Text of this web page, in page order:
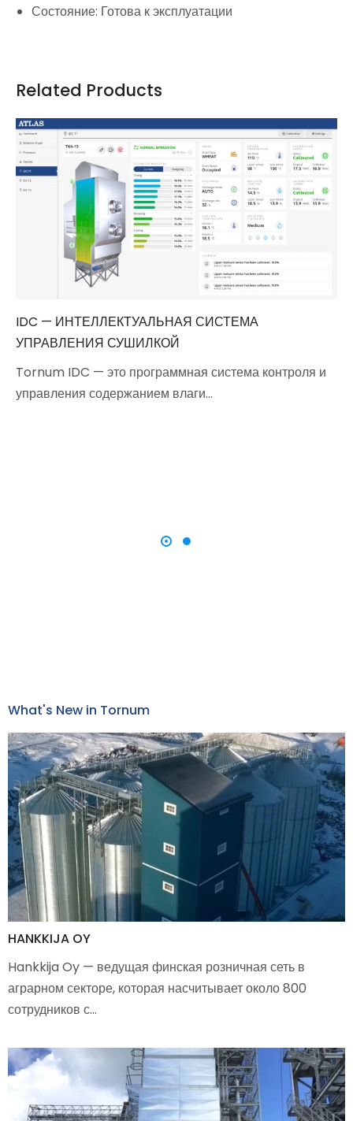
Состояние: Готова к эксплуатации
Related Products
IDC — ИНТЕЛЛЕКТУАЛЬНАЯ СИСТЕМА
УПРАВЛЕНИЯ СУШИЛКОЙ
Tornum IDC — это программная система контроля и
управления содержанием влаги…
What's New in Tornum
HANKKIJA OY
Hankkija Oy — ведущая финская розничная сеть в
аграрном секторе, которая насчитывает около 800
сотрудников с…